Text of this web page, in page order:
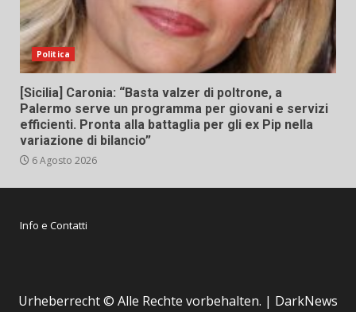
Politica
[Sicilia] Caronia: “Basta valzer di poltrone, a
Palermo serve un programma per giovani e servizi
efficienti. Pronta alla battaglia per gli ex Pip nella
variazione di bilancio”
6 Agosto 2026
Info e Contatti
Urheberrecht © Alle Rechte vorbehalten. | DarkNews